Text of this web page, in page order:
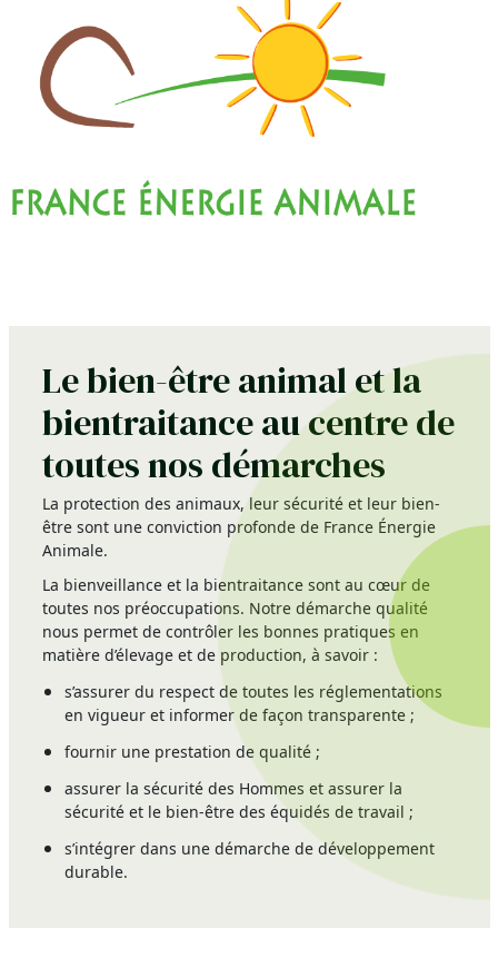
Le bien-être animal et la
bientraitance au centre de
toutes nos démarches
La protection des animaux, leur sécurité et leur bien-
être sont une conviction profonde de France Énergie
Animale.
La bienveillance et la bientraitance sont au cœur de
toutes nos préoccupations. Notre démarche qualité
nous permet de contrôler les bonnes pratiques en
matière d’élevage et de production, à savoir :
s’assurer du respect de toutes les réglementations
en vigueur et informer de façon transparente ;
fournir une prestation de qualité ;
assurer la sécurité des Hommes et assurer la
sécurité et le bien-être des équidés de travail ;
s’intégrer dans une démarche de développement
durable.